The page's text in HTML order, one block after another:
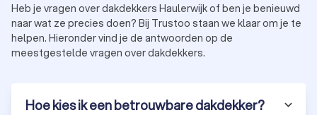
Heb je vragen over dakdekkers Haulerwijk of ben je benieuwd
naar wat ze precies doen? Bij Trustoo staan we klaar om je te
helpen. Hieronder vind je de antwoorden op de
meestgestelde vragen over dakdekkers.
Hoe kies ik een betrouwbare dakdekker?